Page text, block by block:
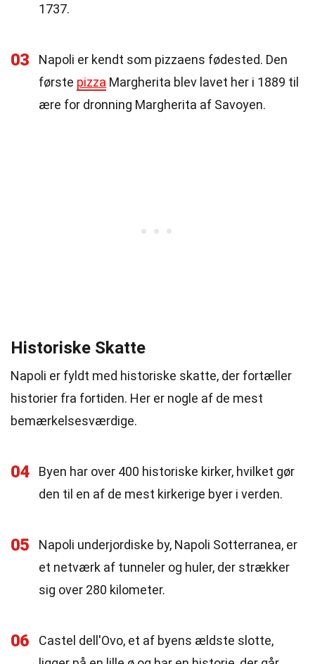
1737.
03
Napoli er kendt som pizzaens fødested. Den
første pizza Margherita blev lavet her i 1889 til
ære for dronning Margherita af Savoyen.
Historiske Skatte
Napoli er fyldt med historiske skatte, der fortæller
historier fra fortiden. Her er nogle af de mest
bemærkelsesværdige.
04
Byen har over 400 historiske kirker, hvilket gør
den til en af de mest kirkerige byer i verden.
05
Napoli underjordiske by, Napoli Sotterranea, er
et netværk af tunneler og huler, der strækker
sig over 280 kilometer.
06
Castel dell'Ovo, et af byens ældste slotte,